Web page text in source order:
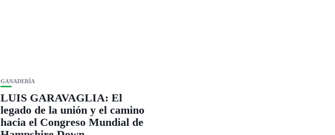
GANADERÍA
LUIS GARAVAGLIA: El
legado de la unión y el camino
hacia el Congreso Mundial de